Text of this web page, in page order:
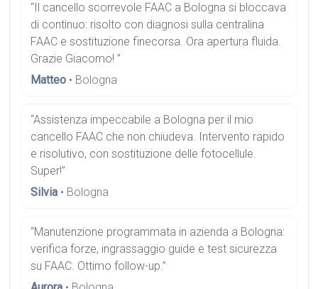
“Il cancello scorrevole FAAC a Bologna si bloccava
di continuo: risolto con diagnosi sulla centralina
FAAC e sostituzione finecorsa. Ora apertura fluida.
Grazie Giacomo! ”
Matteo • Bologna
“Assistenza impeccabile a Bologna per il mio
cancello FAAC che non chiudeva. Intervento rapido
e risolutivo, con sostituzione delle fotocellule.
Super!”
Silvia • Bologna
“Manutenzione programmata in azienda a Bologna:
verifica forze, ingrassaggio guide e test sicurezza
su FAAC. Ottimo follow-up.”